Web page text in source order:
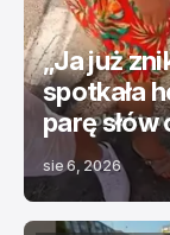
„Ja już
spotkała
parę słów
sie 6, 2026